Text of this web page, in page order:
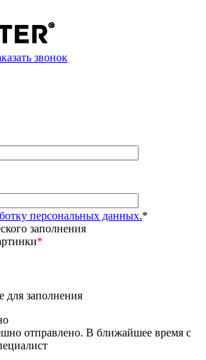
звонок
персональных данных.*
заполнения
*
для заполнения
отправлено. В ближайшее время с